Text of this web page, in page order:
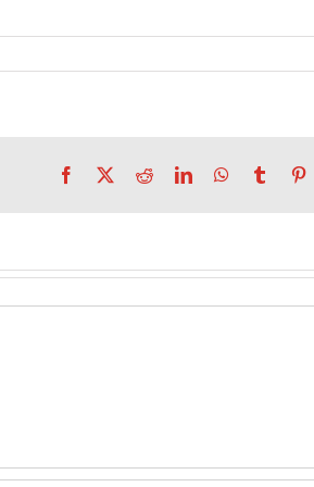
Facebook RedditLinkedInWhatsApp
Tumblr